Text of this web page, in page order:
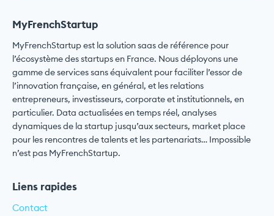
MyFrenchStartup
MyFrenchStartup est la solution saas de référence pour
l’écosystème des startups en France. Nous déployons une
gamme de services sans équivalent pour faciliter l’essor de
l’innovation française, en général, et les relations
entrepreneurs, investisseurs, corporate et institutionnels, en
particulier. Data actualisées en temps réel, analyses
dynamiques de la startup jusqu’aux secteurs, market place
pour les rencontres de talents et les partenariats… Impossible
n’est pas MyFrenchStartup.
Liens rapides
Contact